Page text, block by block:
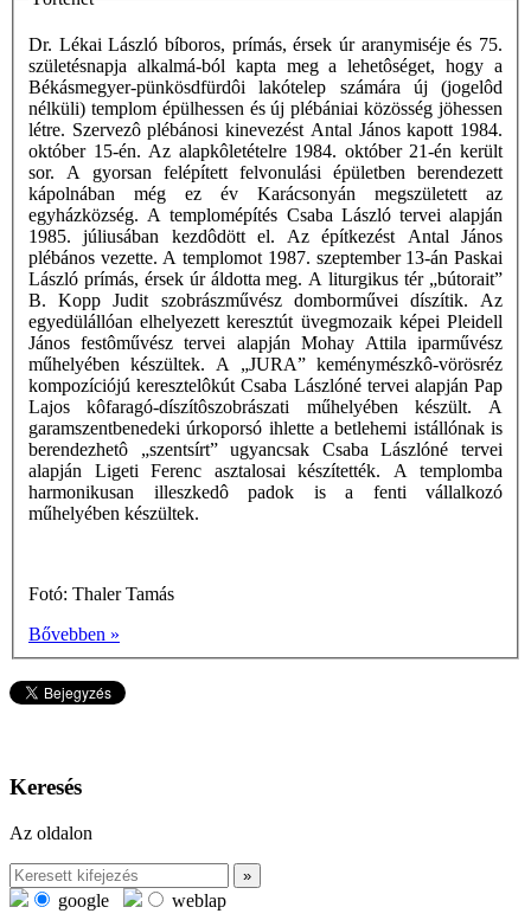
Dr. Lékai László bíboros, prímás, érsek úr aranymiséje és 75.
születésnapja alkalmá-ból kapta meg a lehetôséget, hogy a
Békásmegyer-pünkösdfürdôi lakótelep számára új (jogelôd
nélküli) templom épülhessen és új plébániai közösség jöhessen
létre. Szervezô plébánosi kinevezést Antal János kapott 1984.
október 15-én. Az alapkôletételre 1984. október 21-én került
sor. A gyorsan felépített felvonulási épületben berendezett
kápolnában még ez év Karácsonyán megszületett az
egyházközség. A templomépítés Csaba László tervei alapján
1985. júliusában kezdôdött el. Az építkezést Antal János
plébános vezette. A templomot 1987. szeptember 13-án Paskai
László prímás, érsek úr áldotta meg. A liturgikus tér „bútorait”
B. Kopp Judit szobrászművész domborművei díszítik. Az
egyedülállóan elhelyezett keresztút üvegmozaik képei Pleidell
János festôművész tervei alapján Mohay Attila iparművész
műhelyében készültek. A „JURA” keménymészkô-vörösréz
kompozíciójú keresztelôkút Csaba Lászlóné tervei alapján Pap
Lajos kôfaragó-díszítôszobrászati műhelyében készült. A
garamszentbenedeki úrkoporsó ihlette a betlehemi istállónak is
berendezhetô „szentsírt” ugyancsak Csaba Lászlóné tervei
alapján Ligeti Ferenc asztalosai készítették. A templomba
harmonikusan illeszkedô padok is a fenti vállalkozó
műhelyében készültek.
Fotó: Thaler Tamás
Bővebben »
Keresés
Az oldalon
google
weblap